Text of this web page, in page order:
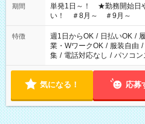
期間
単発1日～！ ★勤務開始日
い！ ＃8月～ ＃9月～
特徴 週1日からOK / 日払いOK /
業・WワークOK / 服装自由 /
集 / 電話対応なし / パソコン
気になる！ 応募